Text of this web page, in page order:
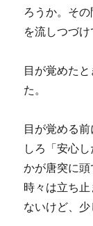
ろうか。そ
を流しつづけ
目が覚めた
た。
目が覚める
しろ「安心
かが唐突に頭
時々は立ち
ないけど、少